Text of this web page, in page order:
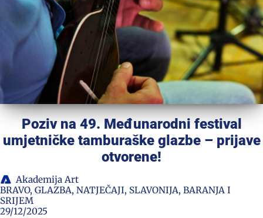
Poziv na 49. Međunarodni festival
umjetničke tamburaške glazbe – prijave
otvorene!
Akademija Art
BRAVO, GLAZBA, NATJEČAJI, SLAVONIJA, BARANJA I
SRIJEM
29/12/2025